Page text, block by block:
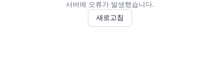
서버에 오류가 발생했습니다.
새로고침